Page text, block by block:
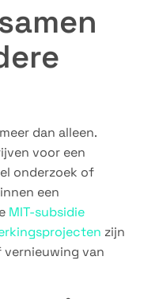
dan alleen.
voor een
onderzoek of
een
MIT-subsidie
zijn
van